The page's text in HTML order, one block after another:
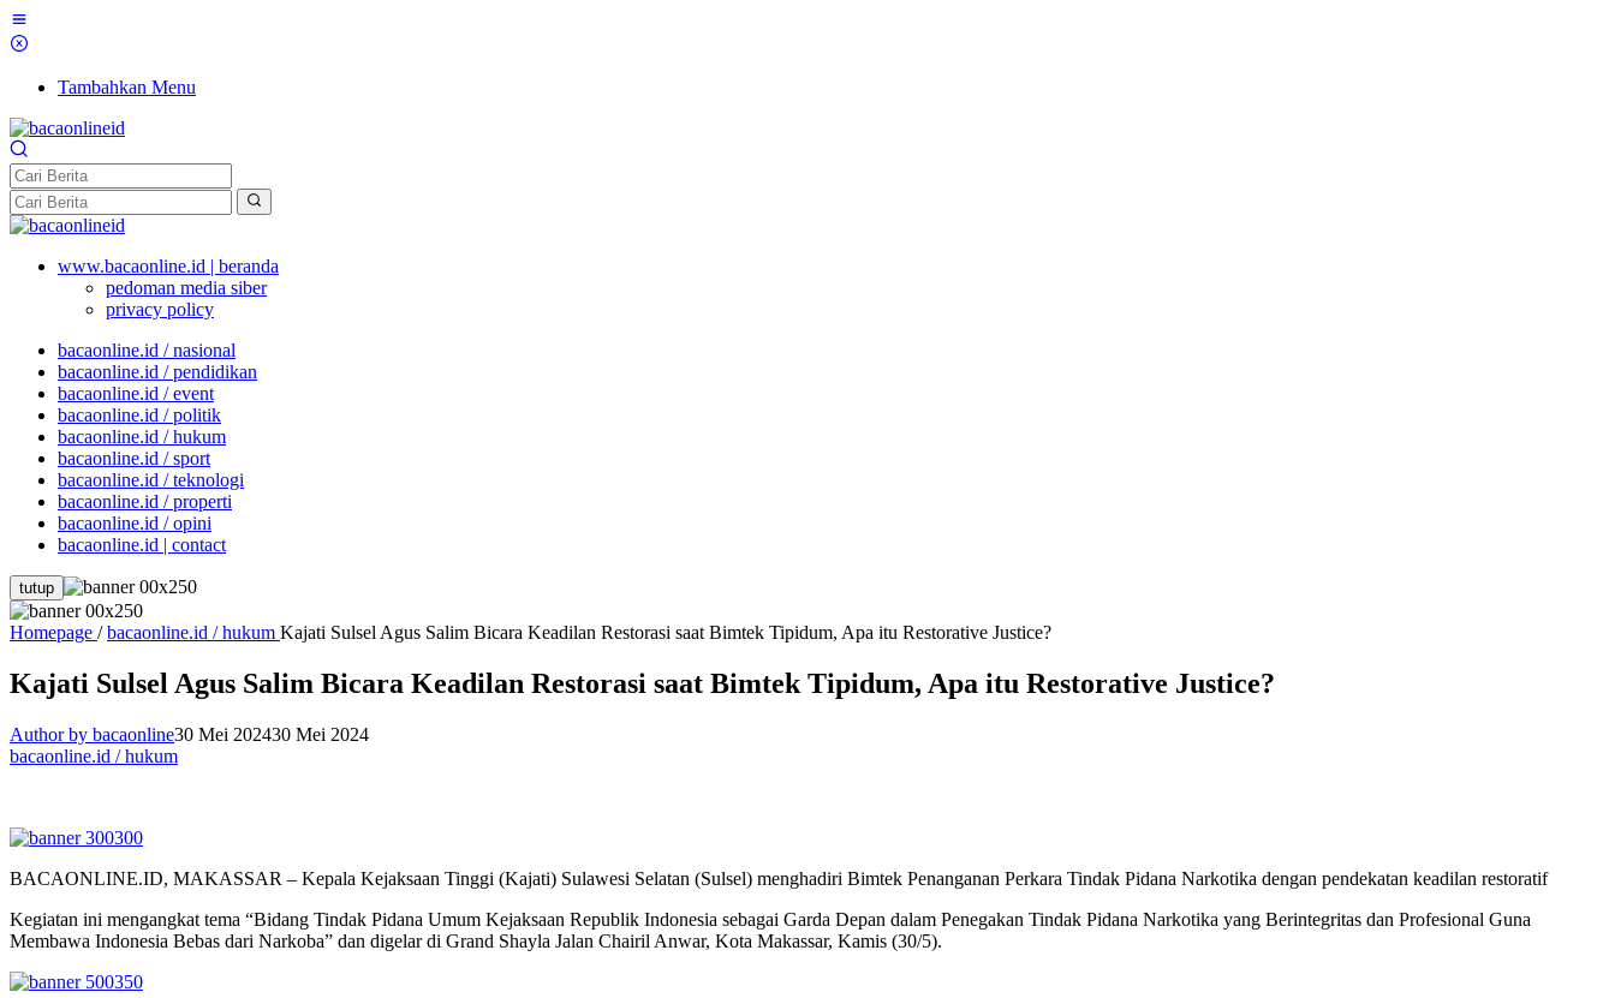
Tambahkan Menu
www.bacaonline.id | beranda
pedoman media siber
privacy policy
bacaonline.id / nasional
bacaonline.id / pendidikan
bacaonline.id / event
bacaonline.id / politik
bacaonline.id / hukum
bacaonline.id / sport
bacaonline.id / teknologi
bacaonline.id / properti
bacaonline.id / opini
bacaonline.id | contact
tutup
Homepage / bacaonline.id / hukum Kajati Sulsel Agus Salim Bicara Keadilan Restorasi saat Bimtek Tipidum, Apa itu Restorative Justice?
Kajati Sulsel Agus Salim Bicara Keadilan Restorasi saat Bimtek Tipidum, Apa itu Restorative Justice?
Author by bacaonline30 Mei 202430 Mei 2024
bacaonline.id / hukum
BACAONLINE.ID, MAKASSAR – Kepala Kejaksaan Tinggi (Kajati) Sulawesi Selatan (Sulsel) menghadiri Bimtek Penanganan Perkara Tindak Pidana Narkotika dengan pendekatan keadilan restoratif
Kegiatan ini mengangkat tema “Bidang Tindak Pidana Umum Kejaksaan Republik Indonesia sebagai Garda Depan dalam Penegakan Tindak Pidana Narkotika yang Berintegritas dan Profesional Guna
Membawa Indonesia Bebas dari Narkoba” dan digelar di Grand Shayla Jalan Chairil Anwar, Kota Makassar, Kamis (30/5).